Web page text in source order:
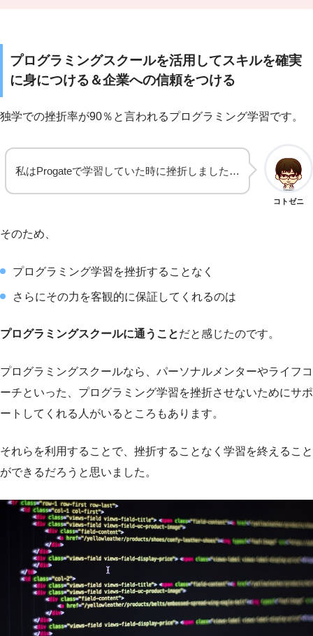
プログラミングスクールを活用してスキルを確実
に身につける＆企業への信頼をつける
独学での挫折率が90％と言われるプログラミング学習です。
コトゼニ
私はProgateで学習していた時に挫折しました…
そのため、
プログラミング学習を挫折することなく
さらにその力を客観的に保証してくれるのは
プログラミングスクールに通うことだと感じたのです。
プログラミングスクールなら、パーソナルメンターやライフコ
ーチといった、プログラミング学習を挫折させないためにサポ
ートしてくれる人がいるところもあります。
それらを利用することで、挫折することなく学習を終えること
ができるだろうと思いました。